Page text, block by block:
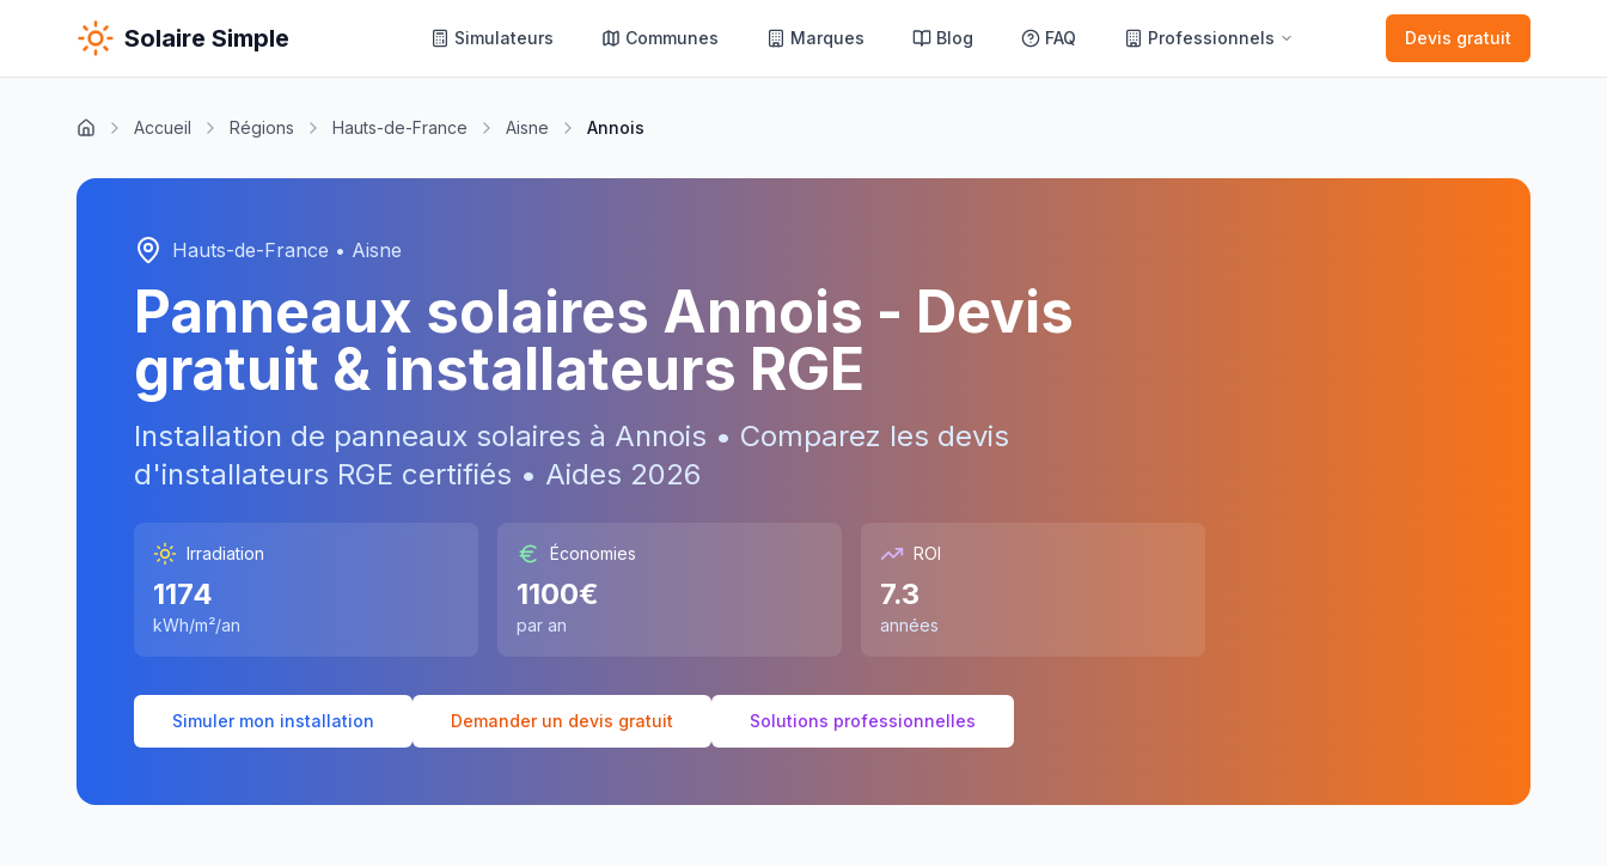
Solaire Simple Simulateurs Communes Marques Blog FAQ Professionnels Devis gratuit
Accueil Régions Hauts-de-France Aisne Annois
Hauts-de-France • Aisne
Panneaux solaires Annois - Devis
gratuit & installateurs RGE
Installation de panneaux solaires à Annois • Comparez les devis
d'installateurs RGE certifiés • Aides 2026
Irradiation
1174
kWh/m²/an
Économies
1100€
par an
ROI
7.3
années
Simuler mon installation Demander un devis gratuit Solutions professionnelles